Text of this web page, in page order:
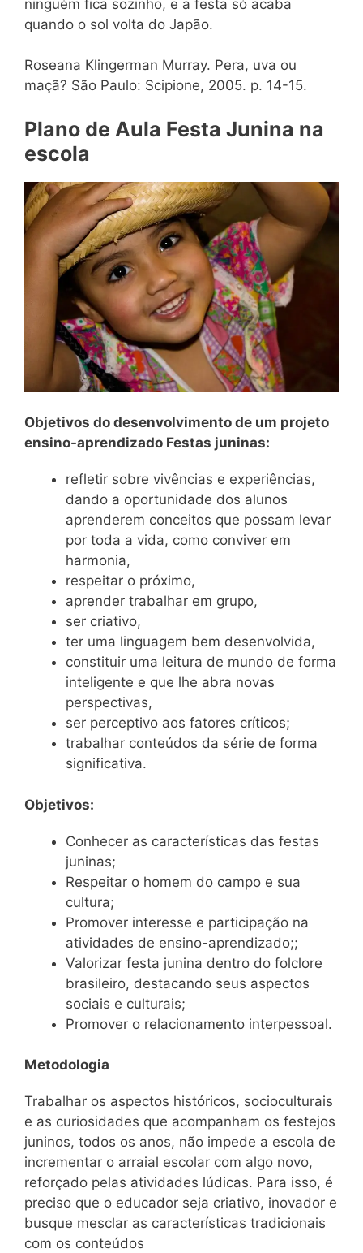
ninguém fica sozinho, e a festa só acaba
quando o sol volta do Japão.
Roseana Klingerman Murray. Pera, uva ou
maçã? São Paulo: Scipione, 2005. p. 14-15.
Plano de Aula Festa Junina na
escola
Objetivos do desenvolvimento de um projeto
ensino-aprendizado Festas juninas:
refletir sobre vivências e experiências,
dando a oportunidade dos alunos
aprenderem conceitos que possam levar
por toda a vida, como conviver em
harmonia,
respeitar o próximo,
aprender trabalhar em grupo,
ser criativo,
ter uma linguagem bem desenvolvida,
constituir uma leitura de mundo de forma
inteligente e que lhe abra novas
perspectivas,
ser perceptivo aos fatores críticos;
trabalhar conteúdos da série de forma
significativa.
Objetivos:
Conhecer as características das festas
juninas;
Respeitar o homem do campo e sua
cultura;
Promover interesse e participação na
atividades de ensino-aprendizado;;
Valorizar festa junina dentro do folclore
brasileiro, destacando seus aspectos
sociais e culturais;
Promover o relacionamento interpessoal.
Metodologia
Trabalhar os aspectos históricos, socioculturais
e as curiosidades que acompanham os festejos
juninos, todos os anos, não impede a escola de
incrementar o arraial escolar com algo novo,
reforçado pelas atividades lúdicas. Para isso, é
preciso que o educador seja criativo, inovador e
busque mesclar as características tradicionais
com os conteúdos